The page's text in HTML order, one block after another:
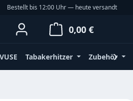
Bestellt bis 12:00 Uhr — heute versandt
hast 0 Produkte auf dem
0,00 €
VUSE Tabakerhitzer Zubehör